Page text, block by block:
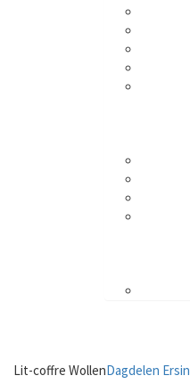
Lit-coffre WollenDagdelen Ersin